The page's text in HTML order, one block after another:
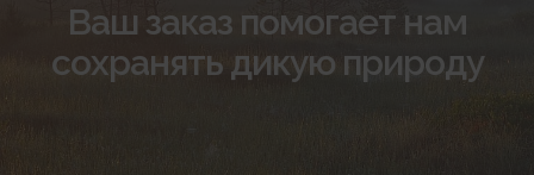
Ваш заказ помогает нам
сохранять дикую природу